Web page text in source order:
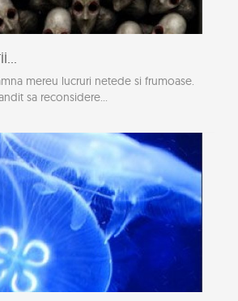
mereu lucruri netede si frumoase.
sa reconsidere...